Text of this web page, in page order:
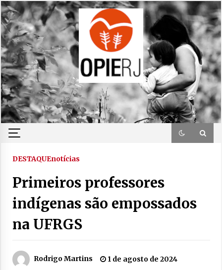
Skip
to
content
DESTAQUEnotícias
Primeiros professores
indígenas são empossados
na UFRGS
Rodrigo Martins 1 de agosto de 2024